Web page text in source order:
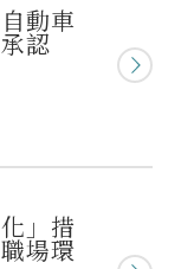
動車
認
」措
場環